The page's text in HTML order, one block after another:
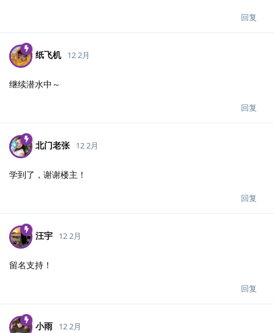
回复
纸飞机 12 2月
继续潜水中～
回复
北门老张 12 2月
学到了，谢谢楼主！
回复
汪宇 12 2月
留名支持！
回复
小雨 12 2月